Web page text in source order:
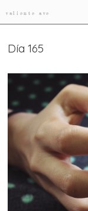
valiente ave
Día 165